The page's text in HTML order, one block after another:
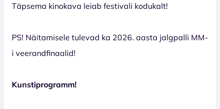
Täpsema kinokava leiab festivali kodukalt!
PS! Näitamisele tulevad ka 2026. aasta jalgpalli MM-
i veerandfinaalid!
Kunstiprogramm!